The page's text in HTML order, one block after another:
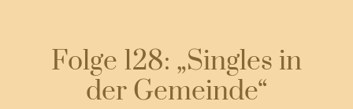
Folge 128: „Singles in
der Gemeinde“